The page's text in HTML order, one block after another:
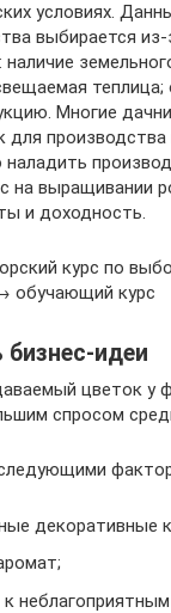
условиях.
выбирается
теплица;
Многие
для производства
на выращивании
и доходность.
курс по
обучающий курс
идеи
цветок у
спросом
декоративные
неблагоприятным